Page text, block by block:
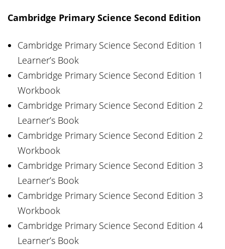
Cambridge Primary Science Second Edition
Cambridge Primary Science Second Edition 1
Learner’s Book
Cambridge Primary Science Second Edition 1
Workbook
Cambridge Primary Science Second Edition 2
Learner’s Book
Cambridge Primary Science Second Edition 2
Workbook
Cambridge Primary Science Second Edition 3
Learner’s Book
Cambridge Primary Science Second Edition 3
Workbook
Cambridge Primary Science Second Edition 4
Learner’s Book